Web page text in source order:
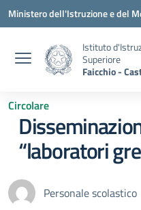
Vai ai contenuti
Vai al menu di navigazione
Vai al footer
Ministero dell'Istruzione e del
Istituto
Superiore
Faicchio -
Circolare
“laboratori
Personale scolastico